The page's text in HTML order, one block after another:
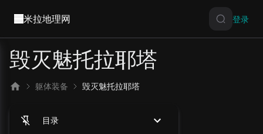
米拉地理网 登录
毁灭魅托拉耶塔
躯体装备 毁灭魅托拉耶塔
目录